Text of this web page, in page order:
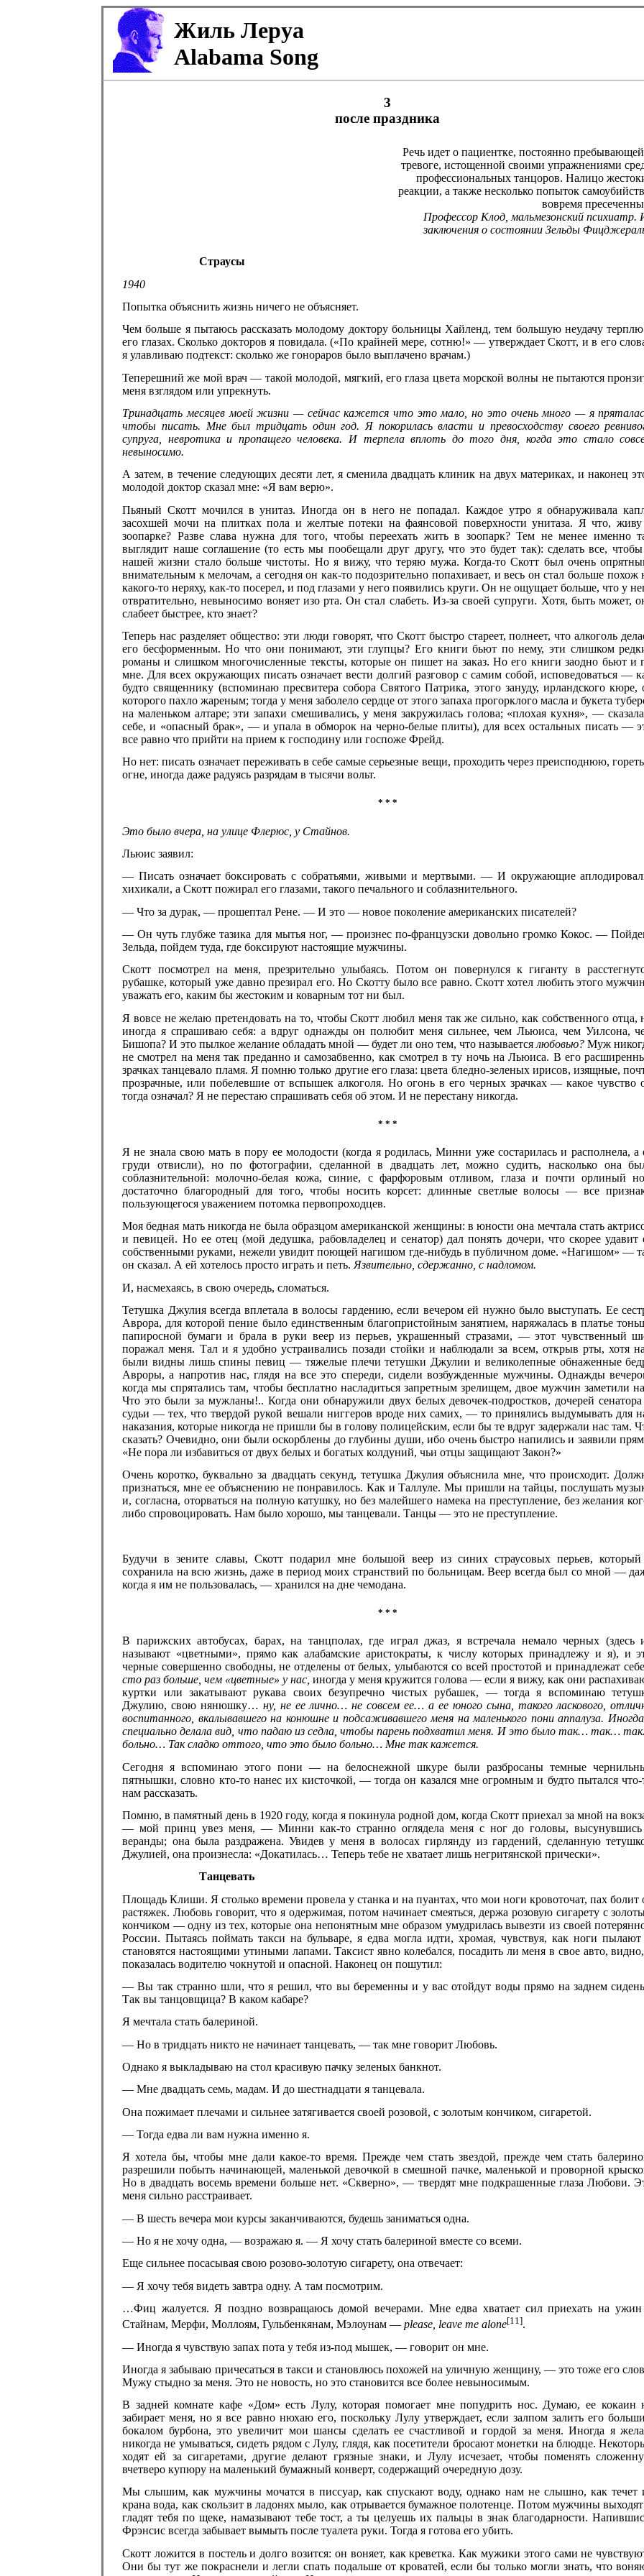
Жиль Леруа
Alabama Song
3
после праздника
Речь идет о пациентке, постоянно
тревоге, истощенной своими упражнениями
профессиональных танцоров. Налицо
реакции, а также несколько попыток
вовремя
Профессор Клод, мальмезонский психиатр.
заключения о состоянии Зельды
Страусы
1940
Попытка объяснить жизнь ничего не объясняет.
Чем больше я пытаюсь рассказать молодому доктору больницы Хайленд, тем большую неудачу
его глазах. Сколько докторов я повидала. («По крайней мере, сотню!» — утверждает Скотт, и в его
я улавливаю подтекст: сколько же гонораров было выплачено врачам.)
Теперешний же мой врач — такой молодой, мягкий, его глаза цвета морской волны не пытаются
меня взглядом или упрекнуть.
Тринадцать месяцев моей жизни — сейчас кажется что это мало, но это очень много — я
чтобы писать. Мне был тридцать один год. Я покорилась власти и превосходству своего
супруга, невротика и пропащего человека. И терпела вплоть до того дня, когда это стало
невыносимо.
А затем, в течение следующих десяти лет, я сменила двадцать клиник на двух материках, и наконец
молодой доктор сказал мне: «Я вам верю».
Пьяный Скотт мочился в унитаз. Иногда он в него не попадал. Каждое утро я обнаруживала
засохшей мочи на плитках пола и желтые потеки на фаянсовой поверхности унитаза. Я что,
зоопарке? Разве слава нужна для того, чтобы переехать жить в зоопарк? Тем не менее именно
выглядит наше соглашение (то есть мы пообещали друг другу, что это будет так): сделать все,
нашей жизни стало больше чистоты. Но я вижу, что теряю мужа. Когда-то Скотт был очень
внимательным к мелочам, а сегодня он как-то подозрительно попахивает, и весь он стал больше похож
какого-то неряху, как-то посерел, и под глазами у него появились круги. Он не ощущает больше, что у
отвратительно, невыносимо воняет изо рта. Он стал слабеть. Из-за своей супруги. Хотя, быть может,
слабеет быстрее, кто знает?
Теперь нас разделяет общество: эти люди говорят, что Скотт быстро стареет, полнеет, что алкоголь
его бесформенным. Но что они понимают, эти глупцы? Его книги бьют по нему, эти слишком
романы и слишком многочисленные тексты, которые он пишет на заказ. Но его книги заодно бьют и
мне. Для всех окружающих писать означает вести долгий разговор с самим собой, исповедоваться —
будто священнику (вспоминаю пресвитера собора Святого Патрика, этого зануду, ирландского кюре,
которого пахло жареным; тогда у меня заболело сердце от этого запаха прогорклого масла и букета
на маленьком алтаре; эти запахи смешивались, у меня закружилась голова; «плохая кухня», —
себе, и «опасный брак», — и упала в обморок на черно-белые плиты), для всех остальных писать —
все равно что прийти на прием к господину или госпоже Фрейд.
Но нет: писать означает переживать в себе самые серьезные вещи, проходить через преисподнюю,
огне, иногда даже радуясь разрядам в тысячи вольт.
* * *
Это было вчера, на улице Флерюс, у Стайнов.
Льюис заявил:
— Писать означает боксировать с собратьями, живыми и мертвыми. — И окружающие
хихикали, а Скотт пожирал его глазами, такого печального и соблазнительного.
— Что за дурак, — прошептал Рене. — И это — новое поколение американских писателей?
— Он чуть глубже тазика для мытья ног, — произнес по-французски довольно громко Кокос. —
Зельда, пойдем туда, где боксируют настоящие мужчины.
Скотт посмотрел на меня, презрительно улыбаясь. Потом он повернулся к гиганту в
рубашке, который уже давно презирал его. Но Скотту было все равно. Скотт хотел любить этого
уважать его, каким бы жестоким и коварным тот ни был.
Я вовсе не желаю претендовать на то, чтобы Скотт любил меня так же сильно, как собственного отца,
иногда я спрашиваю себя: а вдруг однажды он полюбит меня сильнее, чем Льюиса, чем Уилсона,
Бишопа? И это пылкое желание обладать мной — будет ли оно тем, что называетсялюбовью? Муж
не смотрел на меня так преданно и самозабвенно, как смотрел в ту ночь на Льюиса. В его
зрачках танцевало пламя. Я помню только другие его глаза: цвета бледно-зеленых ирисов, изящные,
прозрачные, или побелевшие от вспышек алкоголя. Но огонь в его черных зрачках — какое чувство
тогда означал? Я не перестаю спрашивать себя об этом. И не перестану никогда.
* * *
Я не знала свою мать в пору ее молодости (когда я родилась, Минни уже состарилась и располнела, а
груди отвисли), но по фотографии, сделанной в двадцать лет, можно судить, насколько она
соблазнительной: молочно-белая кожа, синие, с фарфоровым отливом, глаза и почти орлиный
достаточно благородный для того, чтобы носить корсет: длинные светлые волосы — все
пользующегося уважением потомка первопроходцев.
Моя бедная мать никогда не была образцом американской женщины: в юности она мечтала стать
и певицей. Но ее отец (мой дедушка, рабовладелец и сенатор) дал понять дочери, что скорее удавит
собственными руками, нежели увидит поющей нагишом где-нибудь в публичном доме. «Нагишом» —
он сказал. А ей хотелось просто играть и петь. Язвительно, сдержанно, с надломом.
И, насмехаясь, в свою очередь, сломаться.
Тетушка Джулия всегда вплетала в волосы гардению, если вечером ей нужно было выступать. Ее
Аврора, для которой пение было единственным благопристойным занятием, наряжалась в платье
папиросной бумаги и брала в руки веер из перьев, украшенный стразами, — этот чувственный
поражал меня. Тал и я удобно устраивались позади стойки и наблюдали за всем, открыв рты, хотя
были видны лишь спины певиц — тяжелые плечи тетушки Джулии и великолепные обнаженные
Авроры, а напротив нас, глядя на все это спереди, сидели возбужденные мужчины. Однажды
когда мы спрятались там, чтобы бесплатно насладиться запретным зрелищем, двое мужчин заметили
Что это были за мужланы!.. Когда они обнаружили двух белых девочек-подростков, дочерей
судьи — тех, что твердой рукой вешали ниггеров вроде них самих, — то принялись выдумывать для
наказания, которые никогда не пришли бы в голову полицейским, если бы те вдруг задержали нас там.
сказать? Очевидно, они были оскорблены до глубины души, ибо очень быстро напились и заявили
«Не пора ли избавиться от двух белых и богатых колдуний, чьи отцы защищают Закон?»
Очень коротко, буквально за двадцать секунд, тетушка Джулия объяснила мне, что происходит.
признаться, мне ее объяснению не понравилось. Как и Таллуле. Мы пришли на тайцы, послушать
и, согласна, оторваться на полную катушку, но без малейшего намека на преступление, без желания
либо спровоцировать. Нам было хорошо, мы танцевали. Танцы — это не преступление.
Будучи в зените славы, Скотт подарил мне большой веер из синих страусовых перьев,
сохранила на всю жизнь, даже в период моих странствий по больницам. Веер всегда был со мной —
когда я им не пользовалась, — хранился на дне чемодана.
* * *
В парижских автобусах, барах, на танцполах, где играл джаз, я встречала немало черных (здесь
называют «цветными», прямо как алабамские аристократы, к числу которых принадлежу и я), и
черные совершенно свободны, не отделены от белых, улыбаются со всей простотой и принадлежат
сто раз больше, чем «цветные» у нас, иногда у меня кружится голова — если я вижу, как они
куртки или закатывают рукава своих безупречно чистых рубашек, — тогда я вспоминаю
Джулию, свою нянюшку… ну, не ее лично… не совсем ее… а ее юного сына, такого ласкового,
воспитанного, вкалывавшего на конюшне и подсаживавшего меня на маленького пони аппалуза.
специально делала вид, что падаю из седла, чтобы парень подхватил меня. И это было так… так…
больно… Так сладко оттого, что это было больно… Мне так кажется.
Сегодня я вспоминаю этого пони — на белоснежной шкуре были разбросаны темные
пятнышки, словно кто-то нанес их кисточкой, — тогда он казался мне огромным и будто пытался что-
нам рассказать.
Помню, в памятный день в 1920 году, когда я покинула родной дом, когда Скотт приехал за мной на
— мой принц увез меня, — Минни как-то странно оглядела меня с ног до головы,
веранды; она была раздражена. Увидев у меня в волосах гирлянду из гардений, сделанную
Джулией, она произнесла: «Докатилась… Теперь тебе не хватает лишь негритянской прически».
Танцевать
Площадь Клиши. Я столько времени провела у станка и на пуантах, что мои ноги кровоточат, пах болит
растяжек. Любовь говорит, что я одержимая, потом начинает смеяться, держа розовую сигарету с
кончиком — одну из тех, которые она непонятным мне образом умудрилась вывезти из своей
России. Пытаясь поймать такси на бульваре, я едва могла идти, хромая, чувствуя, как ноги
становятся настоящими утиными лапами. Таксист явно колебался, посадить ли меня в свое авто,
показалась водителю чокнутой и опасной. Наконец он пошутил:
— Вы так странно шли, что я решил, что вы беременны и у вас отойдут воды прямо на заднем
Так вы танцовщица? В каком кабаре?
Я мечтала стать балериной.
— Но в тридцать никто не начинает танцевать, — так мне говорит Любовь.
Однако я выкладываю на стол красивую пачку зеленых банкнот.
— Мне двадцать семь, мадам. И до шестнадцати я танцевала.
Она пожимает плечами и сильнее затягивается своей розовой, с золотым кончиком, сигаретой.
— Тогда едва ли вам нужна именно я.
Я хотела бы, чтобы мне дали какое-то время. Прежде чем стать звездой, прежде чем стать
разрешили побыть начинающей, маленькой девочкой в смешной пачке, маленькой и проворной
Но в двадцать восемь времени больше нет. «Скверно», — твердят мне подкрашенные глаза Любови.
меня сильно расстраивает.
— В шесть вечера мои курсы заканчиваются, будешь заниматься одна.
— Но я не хочу одна, — возражаю я. — Я хочу стать балериной вместе со всеми.
Еще сильнее посасывая свою розово-золотую сигарету, она отвечает:
— Я хочу тебя видеть завтра одну. А там посмотрим.
…Фиц жалуется. Я поздно возвращаюсь домой вечерами. Мне едва хватает сил приехать на
Стайнам, Мерфи, Моллоям, Гульбенкянам, Мэлоунам —please, leave mе alone[11].
— Иногда я чувствую запах пота у тебя из-под мышек, — говорит он мне.
Иногда я забываю причесаться в такси и становлюсь похожей на уличную женщину, — это тоже его
Мужу стыдно за меня. Это не новость, но это становится все более невыносимым.
В задней комнате кафе «Дом» есть Лулу, которая помогает мне попудрить нос. Думаю, ее кокаин
забирает меня, но я все равно нюхаю его, поскольку Лулу утверждает, если залпом залить его
бокалом бурбона, это увеличит мои шансы сделать ее счастливой и гордой за меня. Иногда я
никогда не умываться, сидеть рядом с Лулу, глядя, как посетители бросают монетки на блюдце.
ходят ей за сигаретами, другие делают грязные знаки, и Лулу исчезает, чтобы поменять
вчетверо купюру на маленький бумажный конверт, содержащий очередную дозу.
Мы слышим, как мужчины мочатся в писсуар, как спускают воду, однако нам не слышно, как течет
крана вода, как скользит в ладонях мыло, как отрывается бумажное полотенце. Потом мужчины
гладят тебя по щеке, намазывают тебе тост, а ты целуешь их пальцы в знак благодарности.
Фрэнсис всегда забывает вымыть после туалета руки. Тогда я готова его убить.
Скотт ложится в постель и долго возится: он воняет, как креветка. Как мужики этого сами не
Они бы тут же покраснели и легли спать подальше от кроватей, если бы только могли знать, что